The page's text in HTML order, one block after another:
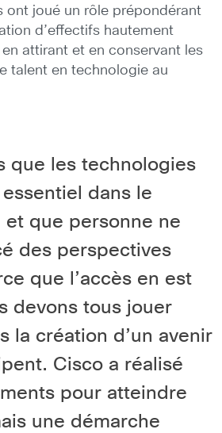
ont joué un rôle prépondérant
d’effectifs hautement
attirant et en conservant les
talent en technologie au
que les technologies
dans le
et que personne ne
des perspectives
que l’accès en est
devons tous jouer
la création d’un avenir
Cisco a réalisé
pour atteindre
une démarche